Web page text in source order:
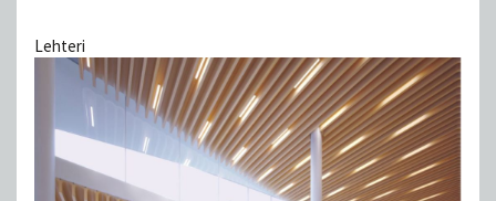
Lehteri